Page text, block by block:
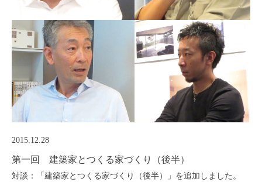
2015.12.28
第一回 建築家とつくる家づくり（後半）
対談：「建築家とつくる家づくり（後半）」を追加しました。